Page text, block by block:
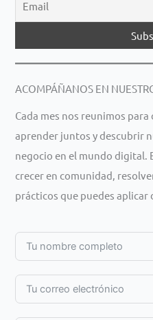
ACOMPÁÑANOS EN
Cada mes nos reunimos
aprender juntos y descubrir
negocio en el mundo digital.
crecer en comunidad,
prácticos que puedes aplicar